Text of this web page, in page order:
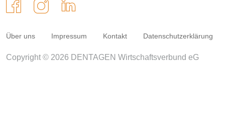
Über uns Impressum Kontakt Datenschutzerklärung
Copyright © 2026 DENTAGEN Wirtschaftsverbund eG